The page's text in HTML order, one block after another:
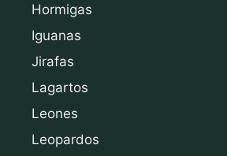
Hormigas
Iguanas
Jirafas
Lagartos
Leones
Leopardos